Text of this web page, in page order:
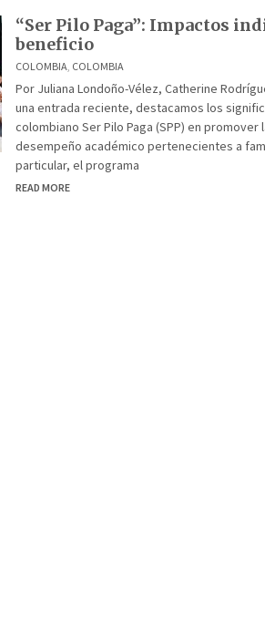
“Ser Pilo Paga”: Impactos
beneficio
COLOMBIA, COLOMBIA
Por Juliana Londoño-Vélez, Catherine
una entrada reciente, destacamos los
colombiano Ser Pilo Paga (SPP) en
desempeño académico pertenecientes a
particular, el programa
READ MORE